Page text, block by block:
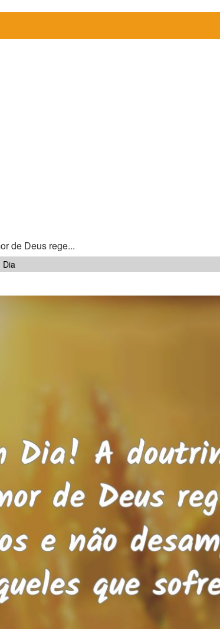
de Deus rege...
Dia